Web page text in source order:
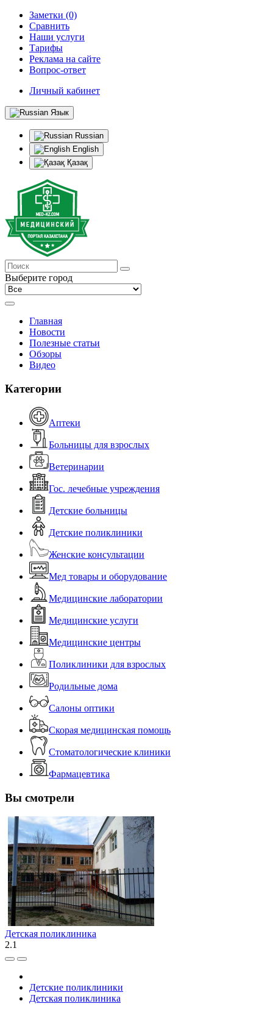
Заметки (0)
Сравнить
Наши услуги
Тарифы
Реклама на сайте
Вопрос-ответ
Личный кабинет
Язык
Russian
English
Қазақ
Выберите город
Главная
Новости
Полезные статьи
Обзоры
Видео
Категории
Аптеки
Больницы для взрослых
Ветеринарии
Гос. лечебные учреждения
Детские больницы
Детские поликлиники
Женские консультации
Мед товары и оборудование
Медицинские лаборатории
Медицинские услуги
Медицинские центры
Поликлиники для взрослых
Родильные дома
Салоны оптики
Скорая медицинская помощь
Стоматологические клиники
Фармацевтика
Вы смотрели
Детская поликлиника
2.1
Детские поликлиники
Детская поликлиника